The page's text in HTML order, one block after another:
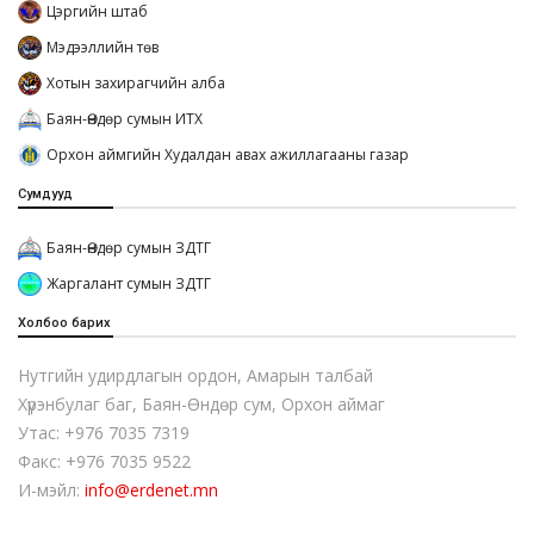
Цэргийн штаб
Мэдээллийн төв
Хотын захирагчийн алба
Баян-Өндөр сумын ИТХ
Орхон аймгийн Худалдан авах ажиллагааны газар
Сумдууд
Баян-Өндөр сумын ЗДТГ
Жаргалант сумын ЗДТГ
Холбоо барих
Нутгийн удирдлагын ордон, Амарын талбай
Хүрэнбулаг баг, Баян-Өндөр сум, Орхон аймаг
Утас: +976 7035 7319
Факс: +976 7035 9522
И-мэйл: info@erdenet.mn